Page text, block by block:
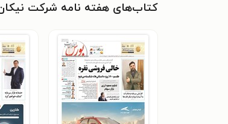
کتاب‌های هفته نامه شرکت نیکان